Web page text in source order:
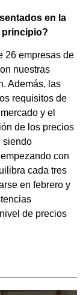
en la
principio?
26 empresas de
nuestras
Además, las
requisitos de
y el
de los precios
siendo
con
cada tres
en febrero y
de precios